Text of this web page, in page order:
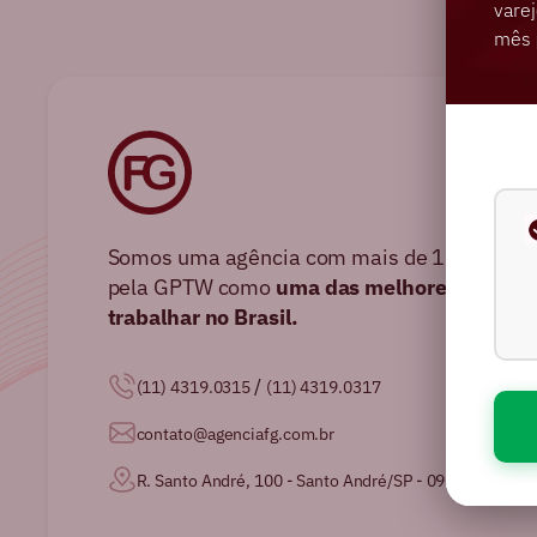
Somos uma agência com mais de 16 anos
pela GPTW como uma das melhores
trabalhar no Brasil.
(11) 4319.0315 / (11) 4319.0317
contato@agenciafg.com.br
R. Santo André, 100 - Santo André/SP - 09020-230
mês